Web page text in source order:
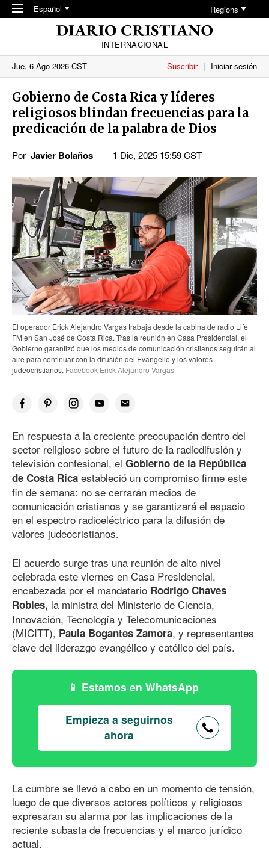
Skip to main content
Español Regions
INTERNACIONAL
Jue, 6 Ago 2026 CST
Suscribir Iniciar sesión
Gobierno de Costa Rica y líderes
religiosos blindan frecuencias para la
predicación de la palabra de Dios
Por Javier Bolaños 1 Dic, 2025 15:59 CST
El operador Erick Alejandro Vargas trabaja desde la cabina de radio Life
FM en San José de Costa Rica. Tras la reunión en Casa Presidencial, el
Gobierno garantizó que los medios de comunicación cristianos seguirán al
aire para continuar con la difusión del Evangelio y los valores
judeocristianos. Facebook Erick Alejandro Vargas
En respuesta a la creciente preocupación dentro del
sector religioso sobre el futuro de la radiodifusión y
televisión confesional, el Gobierno de la República
de Costa Rica estableció un compromiso firme este
fin de semana: no se cerrarán medios de
comunicación cristianos y se garantizará el espacio
en el espectro radioeléctrico para la difusión de
valores judeocristianos.
El acuerdo surge tras una reunión de alto nivel
celebrada este viernes en Casa Presidencial,
encabezada por el mandatario Rodrigo Chaves
Robles, la ministra del Ministerio de Ciencia,
Innovación, Tecnología y Telecomunicaciones
(MICITT), Paula Bogantes Zamora, y representantes
clave del liderazgo evangélico y católico del país.
Estamos en WhatsApp
Empieza a seguirnos
ahora
La cumbre se llevó a cabo en un momento de tensión,
luego de que diversos actores políticos y religiosos
expresaran su alarma por las implicaciones de la
reciente subasta de frecuencias y el marco jurídico
actual.